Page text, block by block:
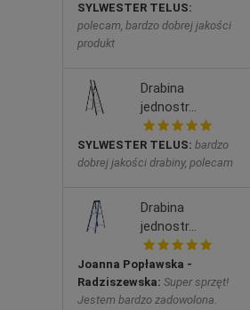
SYLWESTER TELUS:
polecam, bardzo dobrej jakości
produkt
Drabina
jednostr...
SYLWESTER TELUS: bardzo
dobrej jakości drabiny, polecam
Drabina
jednostr...
Joanna Popławska -
Radziszewska: Super sprzęt!
Jestem bardzo zadowolona.